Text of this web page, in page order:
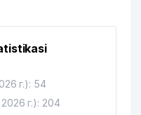
г.): 54
г.): 204